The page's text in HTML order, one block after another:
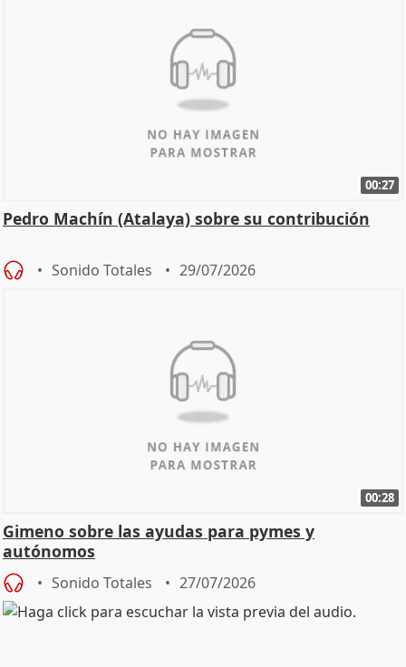
00:27
Pedro Machín (Atalaya) sobre su contribución
Sonido Totales 29/07/2026
00:28
Gimeno sobre las ayudas para pymes y
autónomos
Sonido Totales 27/07/2026